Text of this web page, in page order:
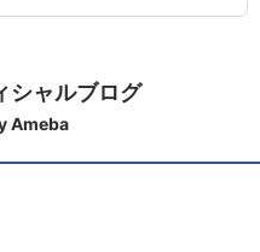
シャルブログ
Ameba